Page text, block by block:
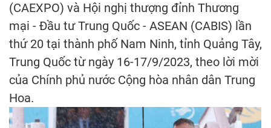
(CAEXPO) và Hội nghị thượng đỉnh Thương
mại - Đầu tư Trung Quốc - ASEAN (CABIS) lần
thứ 20 tại thành phố Nam Ninh, tỉnh Quảng Tây,
Trung Quốc từ ngày 16-17/9/2023, theo lời mời
của Chính phủ nước Cộng hòa nhân dân Trung
Hoa.